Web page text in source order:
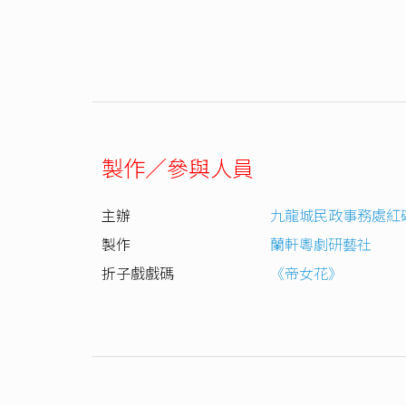
製作／參與人員
主辦
九龍城民政事務處紅
製作
蘭軒粵劇研藝社
折子戲戲碼
《帝女花》